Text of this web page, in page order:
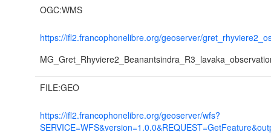
OGC:WMS
https://ifl2.francophonelibre.org/geoserver/
FILE:GEO
https://ifl2.francophonelibre.org/geoserver/wfs?